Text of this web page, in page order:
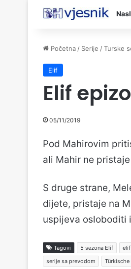
Početna / Serije /Turske
Elif
Elif
05/11/2019
Pod Mahirovim
ali Mahir ne
S druge strane,
dijete, pristaje na
uspijeva osloboditi
Tagovi 5 sezona Elif
serije sa prevodom
Türkische